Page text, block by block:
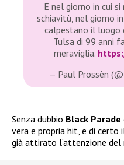
E nel giorno in cui
schiavitù, nel giorno
calpestano il luogo
Tulsa di 99 anni
meraviglia.
— Paul Prossèn
Senza dubbio Black Parade
vera e propria hit, e di certo
già attirato l’attenzione del